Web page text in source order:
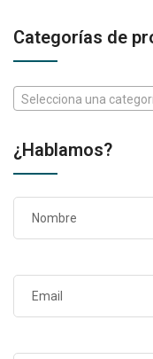
Categorías de
Selecciona una
¿Hablamos?